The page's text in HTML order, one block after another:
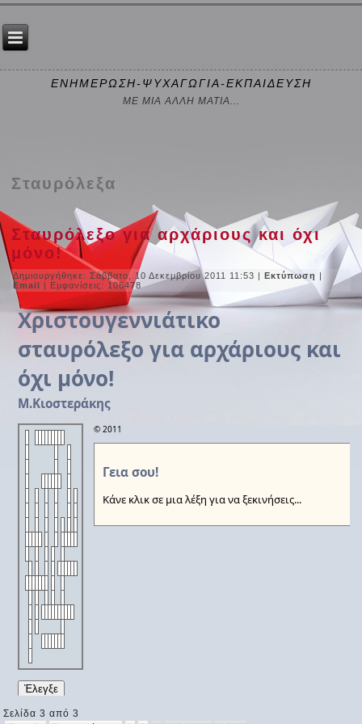
ΕΝΗΜΕΡΩΣΗ-ΨΥΧΑΓΩΓΙΑ-ΕΚΠΑΙΔΕΥΣΗ
ΜΕ ΜΙΑ ΑΛΛΗ ΜΑΤΙΑ...
Σταυρόλεξα
Σταυρόλεξο για αρχάριους και όχι
μόνο!
Δημιουργήθηκε: Σάββατο, 10 Δεκεμβρίου 2011 11:53 |Εκτύπωση |
Email | Εμφανίσεις: 106478
Σελίδα 3 από 3